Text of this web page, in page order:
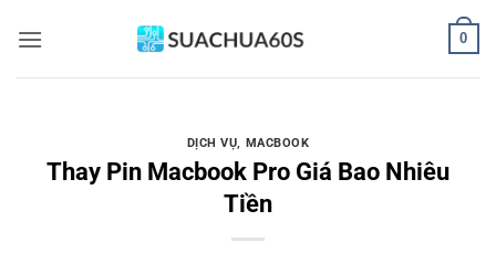
qua
0
DỊCH VỤ, MACBOOK
Thay Pin Macbook Pro Giá Bao Nhiêu
Tiền